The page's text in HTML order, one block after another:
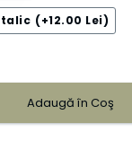
(+12.00 Lei)
Adaugă în Coş